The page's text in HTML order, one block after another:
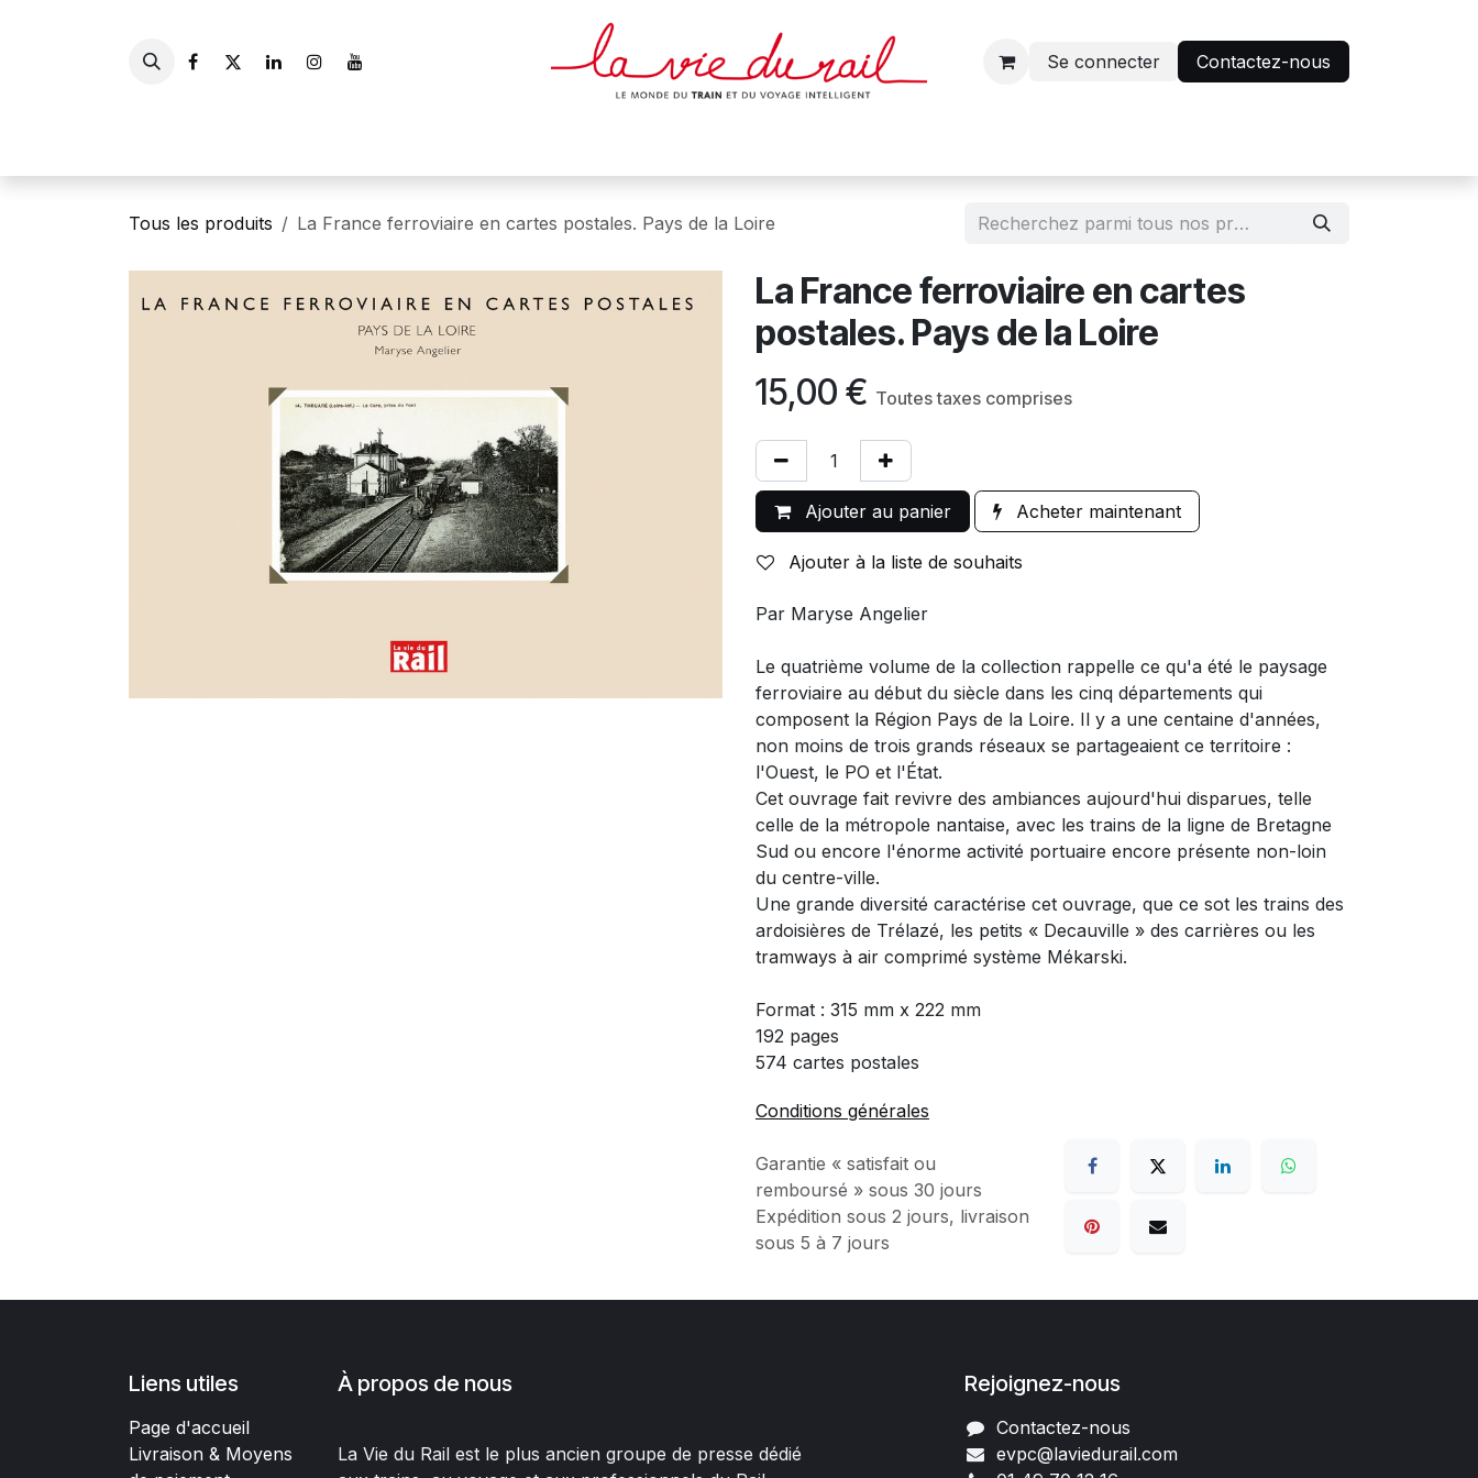
Se connecter Contactez-nous
Tous les produits La France ferroviaire en cartes postales. Pays de la Loire
La France ferroviaire en cartes
postales. Pays de la Loire
15,00 € Toutes taxes comprises
Ajouter au panier Acheter maintenant
Ajouter à la liste de souhaits
Par Maryse Angelier
Le quatrième volume de la collection rappelle ce qu'a été le paysage
ferroviaire au début du siècle dans les cinq départements qui
composent la Région Pays de la Loire. Il y a une centaine d'années,
non moins de trois grands réseaux se partageaient ce territoire :
l'Ouest, le PO et l'État.
Cet ouvrage fait revivre des ambiances aujourd'hui disparues, telle
celle de la métropole nantaise, avec les trains de la ligne de Bretagne
Sud ou encore l'énorme activité portuaire encore présente non-loin
du centre-ville.
Une grande diversité caractérise cet ouvrage, que ce sot les trains des
ardoisières de Trélazé, les petits « Decauville » des carrières ou les
tramways à air comprimé système Mékarski.
Format : 315 mm x 222 mm
192 pages
574 cartes postales
Conditions générales
Garantie « satisfait ou
remboursé » sous 30 jours
Expédition sous 2 jours, livraison
sous 5 à 7 jours
Liens utiles
Page d'accueil
Livraison & Moyens
À propos de nous
La Vie du Rail est le plus ancien groupe de presse dédié
Rejoignez-nous
Contactez-nous
evpc@laviedurail.com